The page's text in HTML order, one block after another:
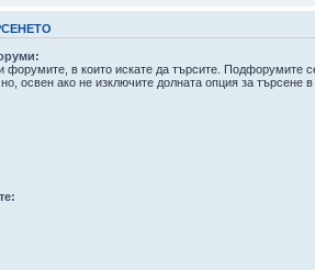
форумите, в които искате да търсите. Подфорумите
освен ако не изключите долната опция за търсене в